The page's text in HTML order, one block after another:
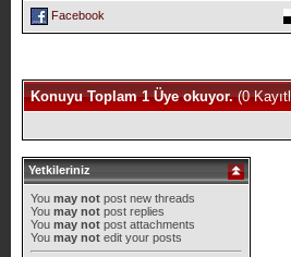
Facebook
Konuyu Toplam 1 Üye okuyor.(0
Yetkileriniz
You may notpost new threads
You may notpost replies
You may notpost attachments
You may notedit your posts